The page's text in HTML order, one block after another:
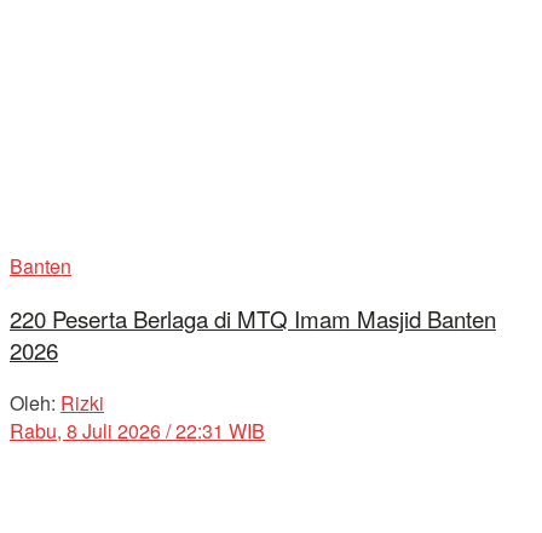
Banten
220 Peserta Berlaga di MTQ Imam Masjid Banten
2026
Oleh: Rizki
Rabu, 8 Juli 2026 / 22:31 WIB